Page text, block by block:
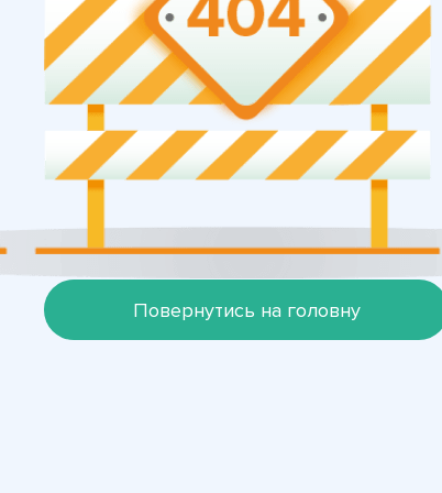
Повернутись на головну